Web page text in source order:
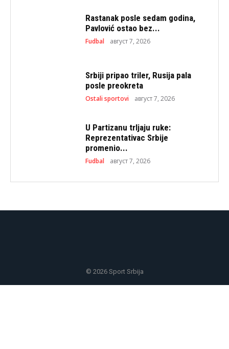
Rastanak posle sedam godina,
Pavlović ostao bez...
Fudbal август 7, 2026
Srbiji pripao triler, Rusija pala
posle preokreta
Ostali sportovi август 7, 2026
U Partizanu trljaju ruke:
Reprezentativac Srbije
promenio...
Fudbal август 7, 2026
© 2026 Sport Srbija